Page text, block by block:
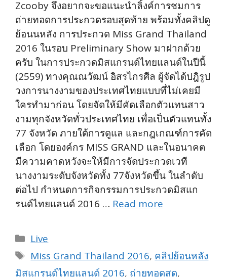
Zcooby จึงอยากจะขอแนะนำลิ้งค์การชมการ
ถ่ายทอดการประกวดรอบสุดท้าย พร้อมทั้งคลิปดู
ย้อนนหลัง การประกวด Miss Grand Thailand
2016 ในรอบ Preliminary Show มาฝากด้วย
ครับ ในการประกวดมิสแกรนด์ไทยแลนด์ในปีนี้
(2559) ทางคุณณวัฒน์ อิสรไกรศีล ผู้จัดได้ปฎิรูป
วงการนางงามของประเทศไทยแบบที่ไม่เคยมี
ใครทำมาก่อน โดยจัดให้มีคัดเลือกตัวแทนสาว
งามทุกจังหวัดทั่วประเทศไทย เพื่อเป็นตัวแทนทั้ง
77 จังหวัด ภายใต้การดูแล และกฎเกณฑ์การคัด
เลือก โดยองค์กร MISS GRAND และในอนาคต
มีความคาดหวังจะให้มีการจัดประกวดเวที
นางงามระดับจังหวัดทั้ง 77จังหวัดขึ้น ในลำดับ
ต่อไป กำหนดการกิจกรรมการประกวดมิสแก
รนด์ไทยแลนด์ 2016 … Read more
Categories
Live
Tags
Miss Grand Thailand 2016, คลิปย้อนหลัง
มิสแกรนด์ไทยแลนด์ 2016, ถ่ายทอดสด,